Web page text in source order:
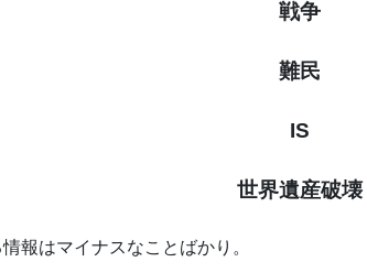
戦争
難民
IS
世界遺産破壊
報はマイナスなことばかり。